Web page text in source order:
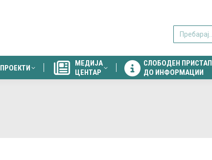
ПРОЕКТИ
МЕДИЈА
ЦЕНТАР
СЛОБОДЕН ПРИСТАП
ДО ИНФОРМАЦИИ